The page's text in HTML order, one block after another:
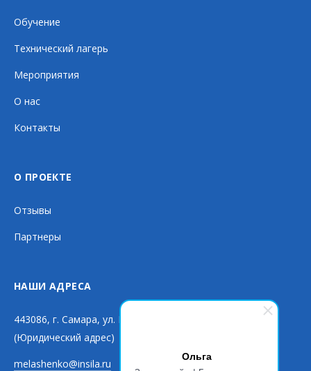
Ольга
Обучение
Технический лагерь
Мероприятия
О нас
Контакты
О ПРОЕКТЕ
Отзывы
Партнеры
НАШИ АДРЕСА
443086, г. Самара, ул. Мичурина, д. 154
(Юридический адрес)
melashenko@insila.ru